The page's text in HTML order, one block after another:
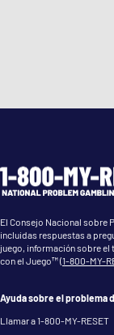
El Consejo Nacional sobre
incluidas respuestas a
juego, información sobre
con el Juego™ (1-800-MY-
Ayuda sobre el problema
Llamar a 1-800-MY-RESET